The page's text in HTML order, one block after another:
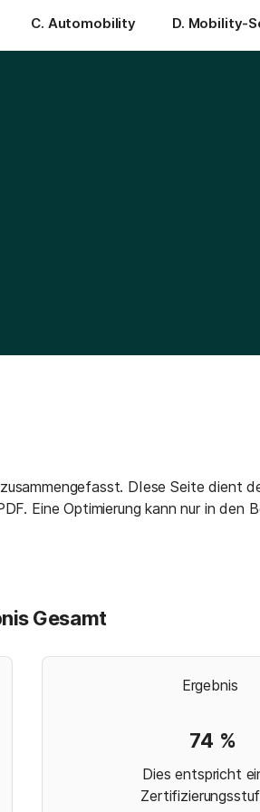
C. Automobility D. Mobility-
DIese Seite dient
Eine Optimierung kann nur in den
Gesamt
Ergebnis
74 %
Dies entspricht